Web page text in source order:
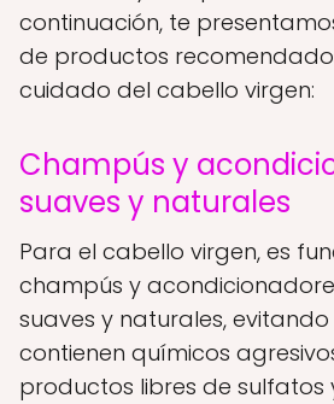
continuación, te
de productos
cuidado del cabello virgen:
Champús y
suaves y naturales
Para el cabello virgen, es
champús y
suaves y naturales,
contienen químicos
productos libres de sulfatos